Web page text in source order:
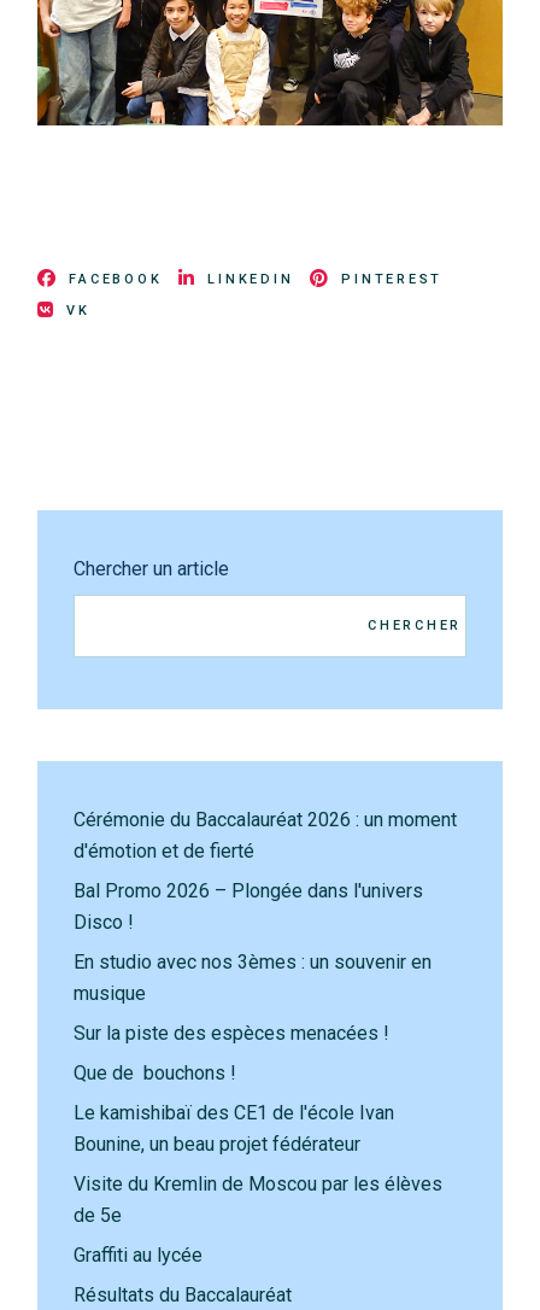
FACEBOOK LINKEDIN
PINTEREST
VK
Chercher un article
CHERCHER
Cérémonie du Baccalauréat 2026 : un moment
d'émotion et de fierté
Bal Promo 2026 – Plongée dans l'univers
Disco !
En studio avec nos 3èmes : un souvenir en
musique
Sur la piste des espèces menacées !
Que de bouchons !
Le kamishibaï des CE1 de l'école Ivan
Bounine, un beau projet fédérateur
Visite du Kremlin de Moscou par les élèves
de 5e
Graffiti au lycée
Résultats du Baccalauréat